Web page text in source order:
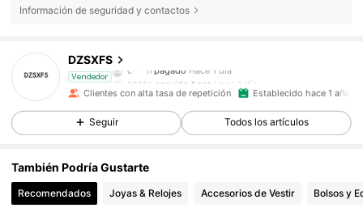
Información de seguridad y contactos
DZSXFS
Vendedor
4,80 1K Seguidores
K***n seguido hace Hace 1 día
4,80
1K Seguidores
1K Seguidores
4,80
Clientes con alta tasa de repetición Establecido hace 1 año
Seguir Todos los artículos
También Podría Gustarte
Recomendados Joyas & Relojes Accesorios de Vestir Bolsos y